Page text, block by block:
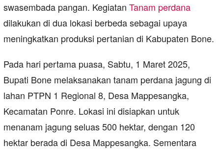
swasembada pangan. Kegiatan Tanam perdana
dilakukan di dua lokasi berbeda sebagai upaya
meningkatkan produksi pertanian di Kabupaten Bone.
Pada hari pertama puasa, Sabtu, 1 Maret 2025,
Bupati Bone melaksanakan tanam perdana jagung di
lahan PTPN 1 Regional 8, Desa Mappesangka,
Kecamatan Ponre. Lokasi ini disiapkan untuk
menanam jagung seluas 500 hektar, dengan 120
hektar berada di Desa Mappesangka. Sementara